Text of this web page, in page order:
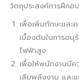
วัตถุประสงค์การฝึกอ
เพื่อเพิ่มทักษะและ
เบื้องต้นในการอ
ไฟฟ้าสูง
เพื่อให้พนักงานมีค
เสียพลังงาน และ